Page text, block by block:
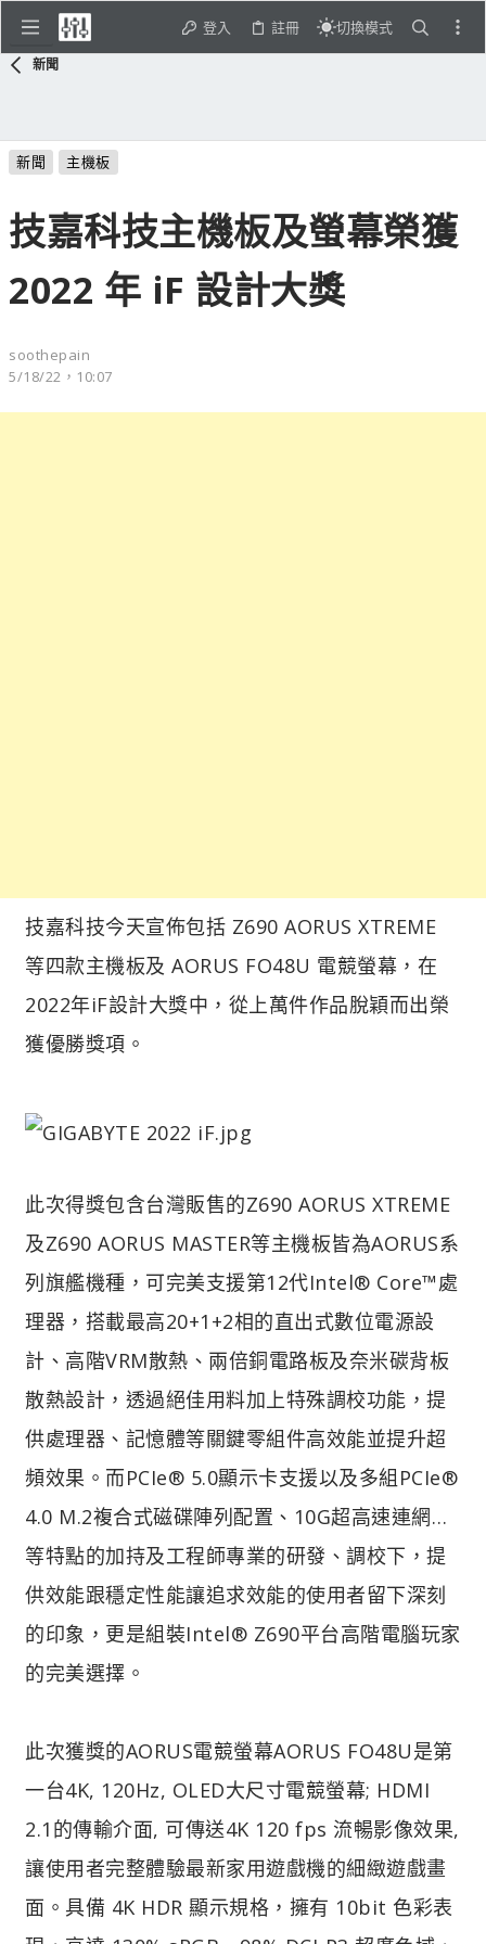
登入 註冊 切換模式
新聞
新聞 主機板
技嘉科技主機板及螢幕榮獲
2022 年 iF 設計大獎
soothepain
5/18/22，10:07
技嘉科技今天宣佈包括 Z690 AORUS XTREME
等四款主機板及 AORUS FO48U 電競螢幕，在
2022年iF設計大獎中，從上萬件作品脫穎而出榮
獲優勝獎項。
此次得獎包含台灣販售的Z690 AORUS XTREME
及Z690 AORUS MASTER等主機板皆為AORUS系
列旗艦機種，可完美支援第12代Intel® Core™處
理器，搭載最高20+1+2相的直出式數位電源設
計、高階VRM散熱、兩倍銅電路板及奈米碳背板
散熱設計，透過絕佳用料加上特殊調校功能，提
供處理器、記憶體等關鍵零組件高效能並提升超
頻效果。而PCIe® 5.0顯示卡支援以及多組PCIe®
4.0 M.2複合式磁碟陣列配置、10G超高速連網…
等特點的加持及工程師專業的研發、調校下，提
供效能跟穩定性能讓追求效能的使用者留下深刻
的印象，更是組裝Intel® Z690平台高階電腦玩家
的完美選擇。
此次獲獎的AORUS電競螢幕AORUS FO48U是第
一台4K, 120Hz, OLED大尺寸電競螢幕; HDMI
2.1的傳輸介面, 可傳送4K 120 fps 流暢影像效果,
讓使用者完整體驗最新家用遊戲機的細緻遊戲畫
面。具備 4K HDR 顯示規格，擁有 10bit 色彩表